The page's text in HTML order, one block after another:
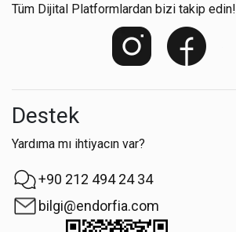
Tüm Dijital Platformlardan bizi takip edin!
Destek
Yardıma mı ihtiyacın var?
+90 212 494 24 34
bilgi@endorfia.com